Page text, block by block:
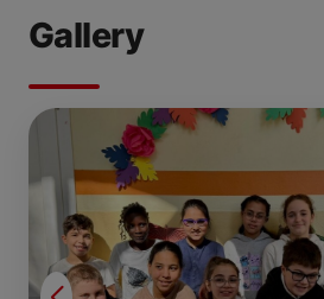
Gallery